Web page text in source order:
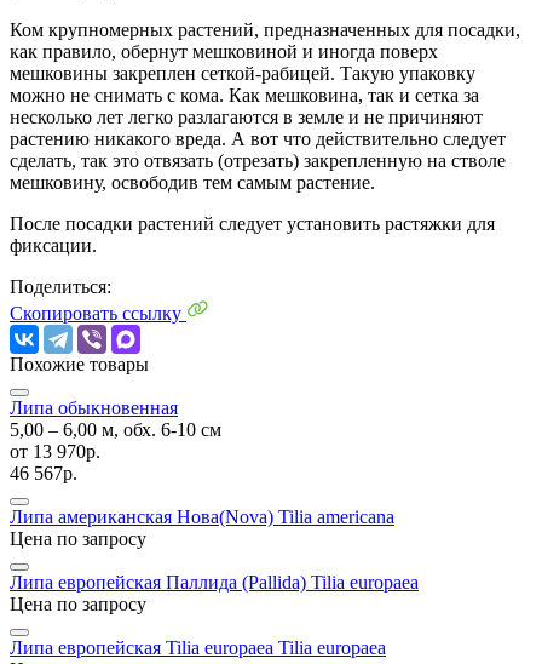
Ком крупномерных растений, предназначенных для посадки,
как правило, обернут мешковиной и иногда поверх
мешковины закреплен сеткой-рабицей. Такую упаковку
можно не снимать с кома. Как мешковина, так и сетка за
несколько лет легко разлагаются в земле и не причиняют
растению никакого вреда. А вот что действительно следует
сделать, так это отвязать (отрезать) закрепленную на стволе
мешковину, освободив тем самым растение.
После посадки растений следует установить растяжки для
фиксации.
Поделиться:
Скопировать ссылку
Похожие товары
Липа обыкновенная
5,00 ‒ 6,00 м, обх. 6-10 см
от 13 970р.
46 567р.
Липа американская Нова(Nova) Tilia americana
Цена по запросу
Липа европейская Паллида (Pallida) Tilia europaea
Цена по запросу
Липа европейская Tilia europaea Tilia europaea